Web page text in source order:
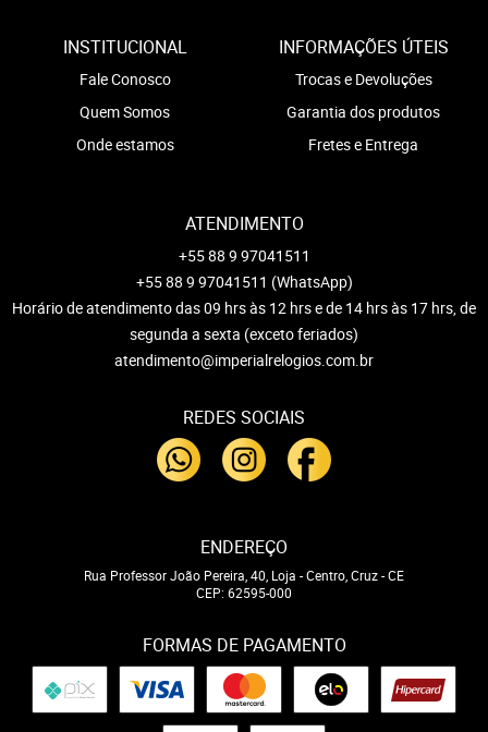
INSTITUCIONAL
Fale Conosco
Quem Somos
Onde estamos
INFORMAÇÕES ÚTEIS
Trocas e Devoluções
Garantia dos produtos
Fretes e Entrega
ATENDIMENTO
+55 88 9 97041511
+55 88 9 97041511 (WhatsApp)
Horário de atendimento das 09 hrs às 12 hrs e de 14 hrs às 17 hrs, de
segunda a sexta (exceto feriados)
atendimento@imperialrelogios.com.br
REDES SOCIAIS
ENDEREÇO
Rua Professor João Pereira, 40, Loja -Centro, Cruz-CE
CEP: 62595-000
FORMAS DE PAGAMENTO